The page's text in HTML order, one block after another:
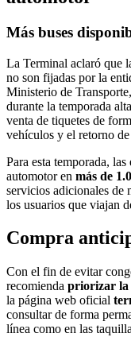
Más buses
La Terminal aclaró que
no son fijadas por la
Ministerio de
durante la temporada
venta de tiquetes de
vehículos y el retorno de
Para esta temporada,
automotor en más de
servicios adicionales de
los usuarios que viajan
Compra
Con el fin de evitar
recomienda priorizar la
la página web oficial
consultar de forma
línea como en las